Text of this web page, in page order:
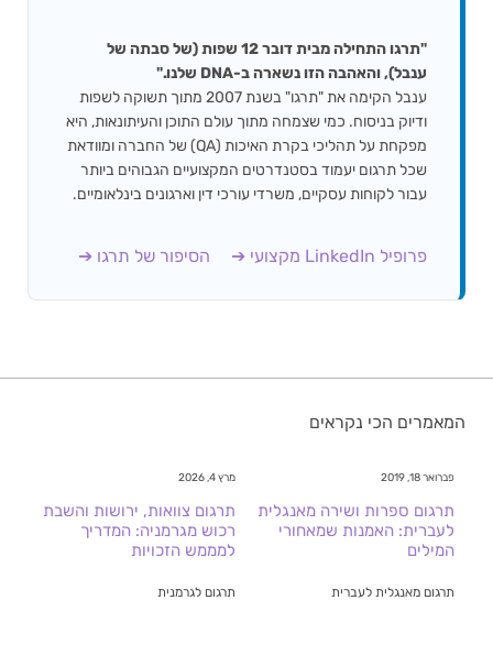
"תרגו התחילה מבית דובר 12 שפות (של סבתה של
ענבל), והאהבה הזו נשארה ב-DNA שלנו."
ענבל הקימה את "תרגו" בשנת 2007 מתוך תשוקה לשפות
ודיוק בניסוח. כמי שצמחה מתוך עולם התוכן והעיתונאות, היא
מפקחת על תהליכי בקרת האיכות (QA) של החברה ומוודאת
שכל תרגום יעמוד בסטנדרטים המקצועיים הגבוהים ביותר
עבור לקוחות עסקיים, משרדי עורכי דין וארגונים בינלאומיים.
פרופיל LinkedIn מקצועי ➔ הסיפור של תרגו ➔
המאמרים הכי נקראים
פברואר 18, 2019
תרגום ספרות ושירה מאנגלית
לעברית: האמנות שמאחורי
המילים
תרגום מאנגלית לעברית
מרץ 4, 2026
תרגום צוואות, ירושות והשבת
רכוש מגרמניה: המדריך
למממש הזכויות
תרגום לגרמנית